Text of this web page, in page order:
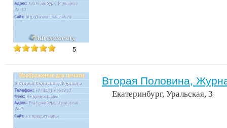
5
Вторая Половина,
Екатеринбург, Уральская, 3